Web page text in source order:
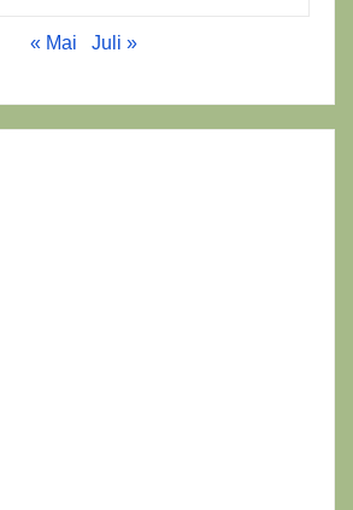
« Mai Juli »